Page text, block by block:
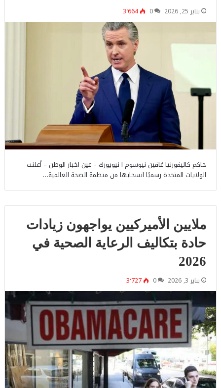
يناير 25, 2026 0 3٬664
حاكم كاليفورنيا غافين نيوسوم ا نيويورك – عين اخبار الوطن – أعلنت
الولايات المتحدة رسميًا انسحابها من منظمة الصحة العالمية…
ملايين الأميركيين يواجهون زيادات
حادة بتكاليف الرعاية الصحية في
2026
يناير 3, 2026 0 3٬727